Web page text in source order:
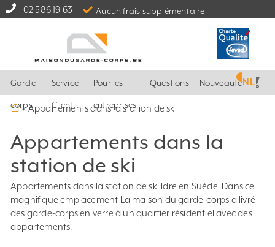
02 586 19 63 Aucun frais supplémentaire
Garde-
corps
Service
Client
Pour les
entreprises
Questions NouveautésNL
⌂»Appartements dans la station de ski
Appartements dans la
station de ski
Appartements dans la station de ski Idre en Suède. Dans ce
magnifique emplacement La maison du garde-corps a livré
des garde-corps en verre à un quartier résidentiel avec des
appartements.